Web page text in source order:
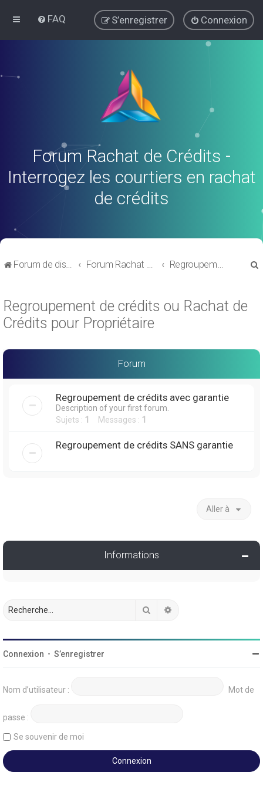
FAQ Connexion
S’enregistrer
Forum Rachat de Crédits -
Interrogez les courtiers en rachat
de crédits
Forum de discussions sur le Regroupement de Crédits et le Rachat de Crédits Forum Rachat de Crédits Regroupement de crédits ou Rachat de Crédits pour Propriétaire
Regroupement de crédits ou Rachat de
Crédits pour Propriétaire
Forum
Regroupement de crédits avec garantie
Description of your first forum.
Sujets : 1 Messages : 1
Regroupement de crédits SANS garantie
Aller à
Informations
Rechercher
Connexion • S’enregistrer
Nom d’utilisateur : Mot de
passe :
Se souvenir de moi